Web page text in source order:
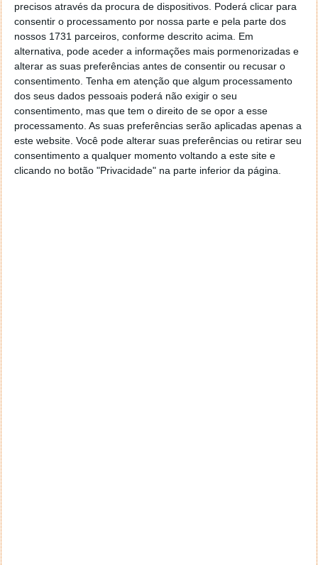
precisos através da procura de dispositivos. Poderá clicar para
consentir o processamento por nossa parte e pela parte dos
nossos 1731 parceiros, conforme descrito acima. Em
alternativa, pode aceder a informações mais pormenorizadas e
alterar as suas preferências antes de consentir ou recusar o
consentimento. Tenha em atenção que algum processamento
dos seus dados pessoais poderá não exigir o seu
consentimento, mas que tem o direito de se opor a esse
processamento. As suas preferências serão aplicadas apenas a
este website. Você pode alterar suas preferências ou retirar seu
consentimento a qualquer momento voltando a este site e
clicando no botão "Privacidade" na parte inferior da página.
Comentários 18
Aspirina
17 de Junho de 2007 às 15:37
Estava a procurar um programa que vi num Mac de aplicar